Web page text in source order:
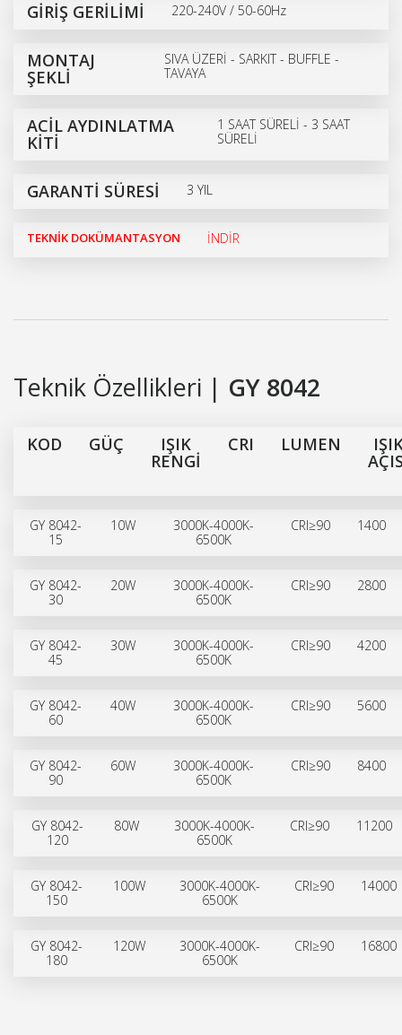
GİRİŞ GERİLİMİ 220-240V / 50-60Hz
MONTAJ
ŞEKLİ
SIVA ÜZERİ - SARKIT - BUFFLE -
TAVAYA
ACİL AYDINLATMA
KİTİ
1 SAAT SÜRELİ - 3 SAAT
SÜRELİ
GARANTİ SÜRESİ 3 YIL
TEKNİK DOKÜMANTASYON İNDİR
Teknik Özellikleri | GY 8042
KOD GÜÇ IŞIK
RENGİ
CRI LUMEN
GY 8042-
15
10W
3000K-4000K-
6500K
CRI≥90 1400
GY 8042-
30
20W
3000K-4000K-
6500K
CRI≥90 2800
GY 8042-
45
30W
3000K-4000K-
6500K
CRI≥90 4200
GY 8042-
60
40W
3000K-4000K-
6500K
CRI≥90 5600
GY 8042-
90
60W
3000K-4000K-
6500K
CRI≥90 8400
GY 8042-
120
80W
3000K-4000K-
6500K
CRI≥90 11200
GY 8042-
150
100W
3000K-4000K-
6500K
CRI≥90 14000
GY 8042-
180
120W
3000K-4000K-
6500K
CRI≥90 16800